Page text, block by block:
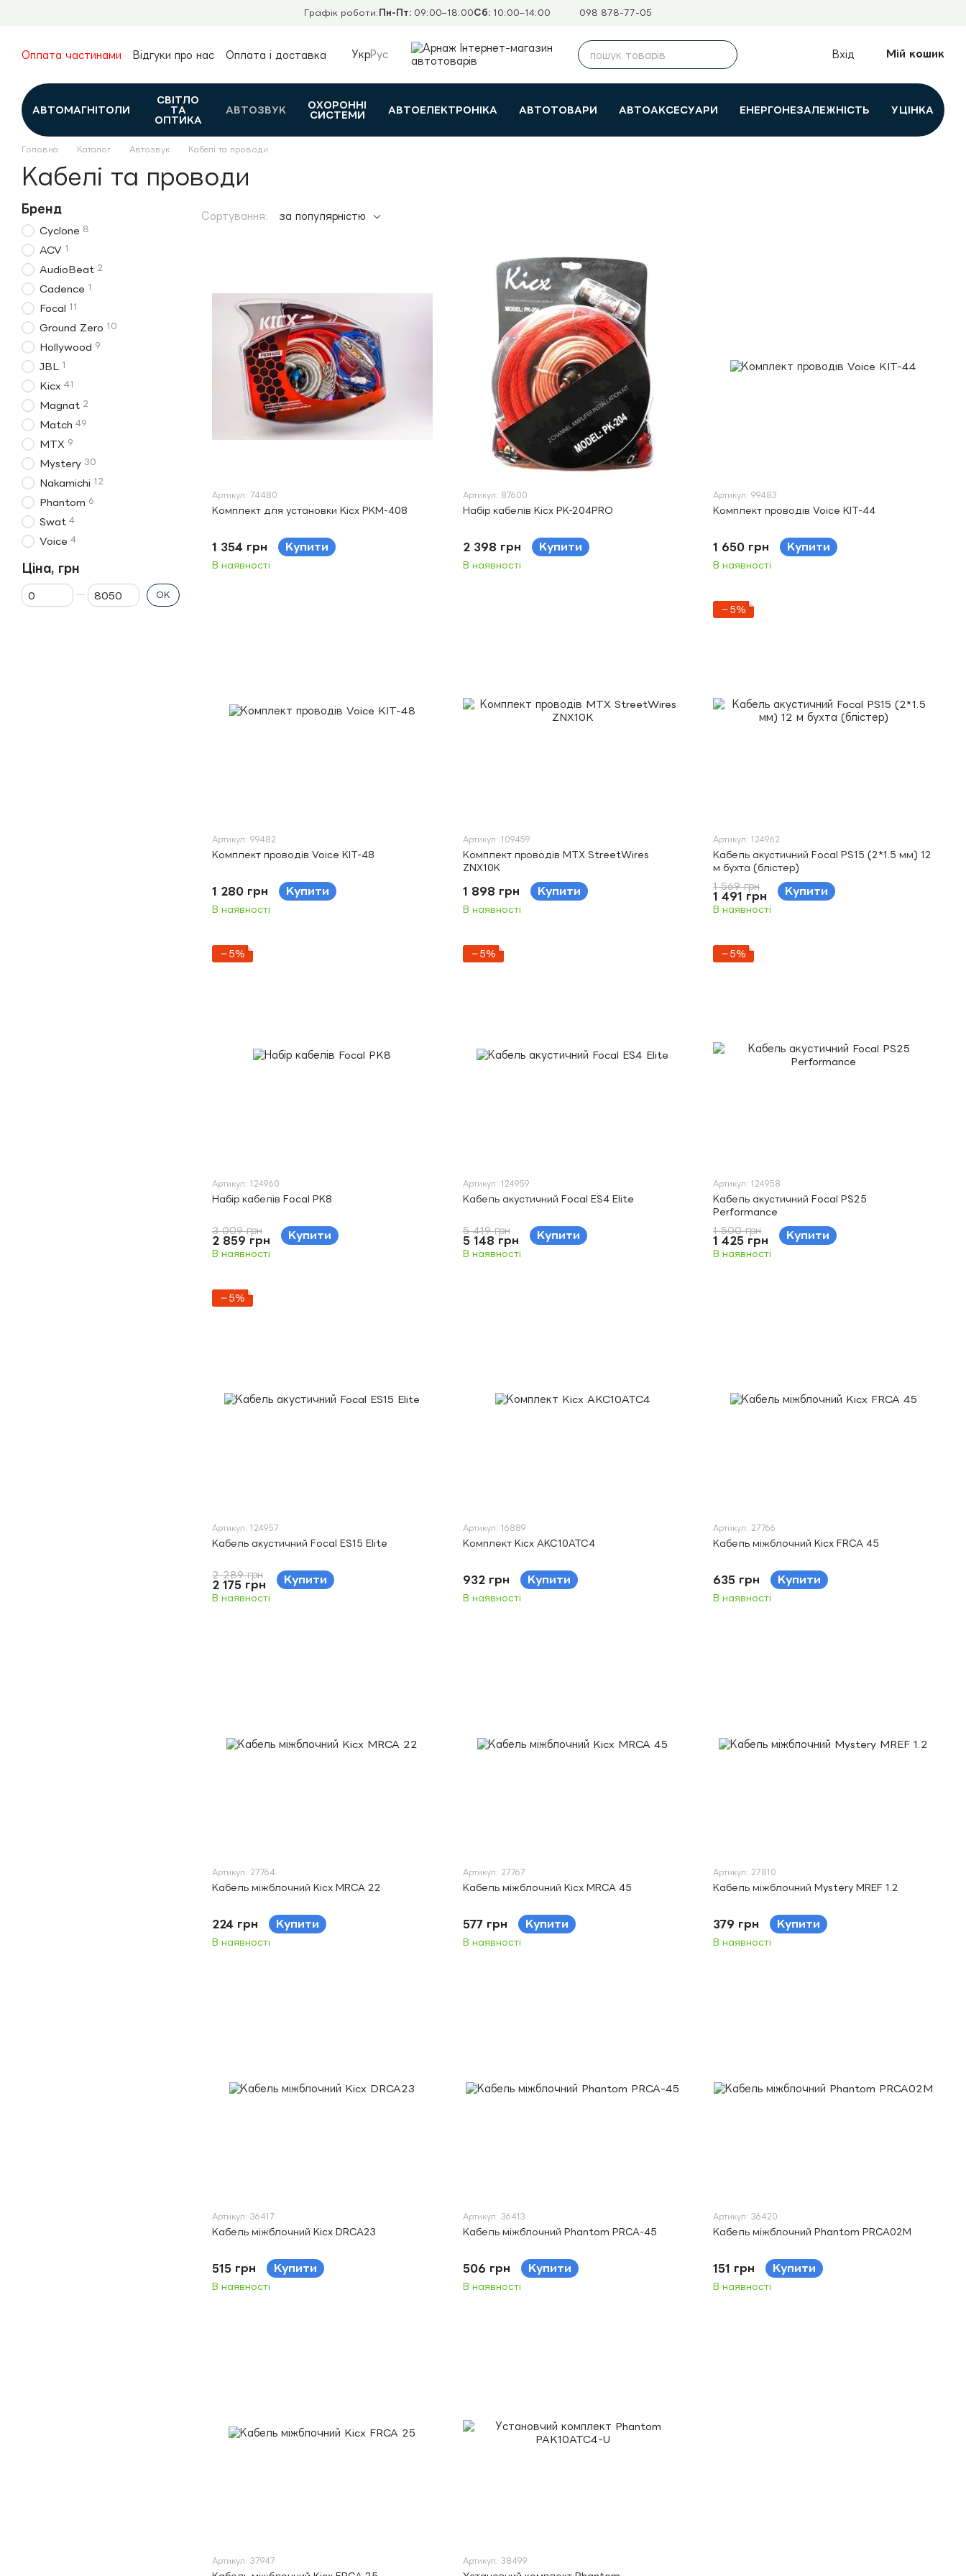
Графік роботи: Пн-Пт: 09:00–18:00Сб: 10:00–14:00 098 878-77-05
Оплата частинами Відгуки про нас
Оплата і доставка
Контакти
Каталог
УкрРус Вхід Мій кошик
АВТОМАГНІТОЛИ
СВІТЛО
ТА
ОПТИКА
АВТОЗВУК
ОХОРОННІ
СИСТЕМИ
АВТОЕЛЕКТРОНІКА АВТОТОВАРИ АВТОАКСЕСУАРИ ЕНЕРГОНЕЗАЛЕЖНІСТЬ УЦІНКА
Головна Каталог Автозвук Кабелі та проводи
Кабелі та проводи
Сортування: за популярністю
Артикул: 74480
Комплект для установки Kicx PKM-408
1 354 грн Купити
В наявності
Артикул: 87600
Набір кабелів Kicx PK-204PRO
2 398 грн Купити
В наявності
Артикул: 99483
Комплект проводів Voice KIT-44
1 650 грн Купити
В наявності
Артикул: 99482
Комплект проводів Voice KIT-48
1 280 грн Купити
В наявності
Артикул: 109459
Комплект проводів MTX StreetWires
ZNX10K
1 898 грн Купити
В наявності
−5%
Артикул: 124962
Кабель акустичний Focal PS15 (2*1.5 мм) 12
м бухта (блістер)
1 569 грн
1 491 грн Купити
В наявності
−5%
Артикул: 124960
Набір кабелів Focal PK8
3 009 грн
2 859 грн Купити
В наявності
−5%
Артикул: 124959
Кабель акустичний Focal ES4 Elite
5 419 грн
5 148 грн Купити
В наявності
−5%
Артикул: 124958
Кабель акустичний Focal PS25
Performance
1 500 грн
1 425 грн Купити
В наявності
−5%
Артикул: 124957
Кабель акустичний Focal ES15 Elite
2 289 грн
2 175 грн Купити
В наявності
Артикул: 16889
Комплект Kicx AKC10ATC4
932 грн Купити
В наявності
Артикул: 27766
Кабель міжблочний Kicx FRCA 45
635 грн Купити
В наявності
Артикул: 27764
Кабель міжблочний Kicx MRCA 22
224 грн Купити
В наявності
Артикул: 27767
Кабель міжблочний Kicx MRCA 45
577 грн Купити
В наявності
Артикул: 27810
Кабель міжблочний Mystery MREF 1.2
379 грн Купити
В наявності
Артикул: 36417
Кабель міжблочний Kicx DRCA23
515 грн Купити
В наявності
Артикул: 36413
Кабель міжблочний Phantom PRCA-45
506 грн Купити
В наявності
Артикул: 36420
Кабель міжблочний Phantom PRCA02M
151 грн Купити
В наявності
Артикул: 37947 Артикул: 38499
Бренд
Cyclone 8
ACV 1
AudioBeat 2
Cadence 1
Focal 11
Ground Zero 10
Hollywood 9
JBL 1
Kicx 41
Magnat 2
Match 49
MTX 9
Mystery 30
Nakamichi 12
Phantom 6
Swat 4
Voice 4
Ціна, грн
Від Ціна, грн
До Ціна, грн
ОК